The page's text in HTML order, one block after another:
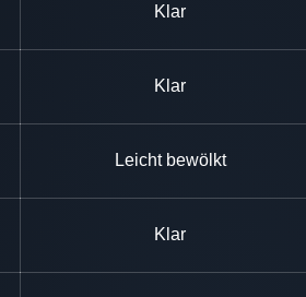
Klar
Klar
Leicht bewölkt
Klar